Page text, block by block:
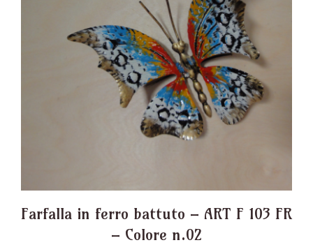
Farfalla in ferro battuto – ART F 103 FR
– Colore n.02